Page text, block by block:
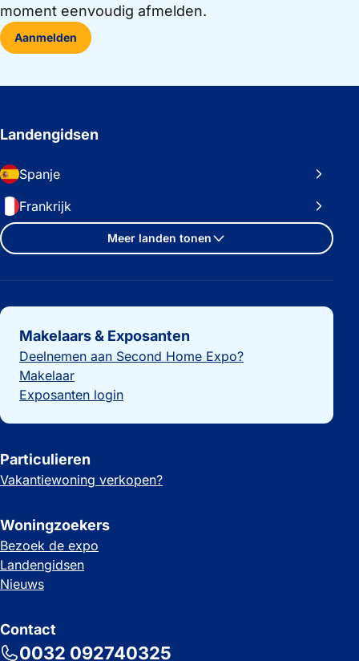
moment eenvoudig afmelden.
Aanmelden
Landengidsen
Spanje
Frankrijk
Meer landen tonen
Belangrijke links
Makelaars & Exposanten
Deelnemen aan Second Home Expo?
Makelaar
Exposanten login
Particulieren
Vakantiewoning verkopen?
Woningzoekers
Bezoek de expo
Landengidsen
Nieuws
Contact
0032 092740325